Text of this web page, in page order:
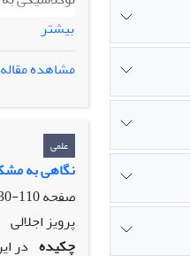
ای
سیستمی به
وجود
قدرتمند
اجتماعی آن
بیشتر
مشاهده مقاله
علمی
نگاهی به
صفحه110-130
پرویز اجلالی
چکیده در